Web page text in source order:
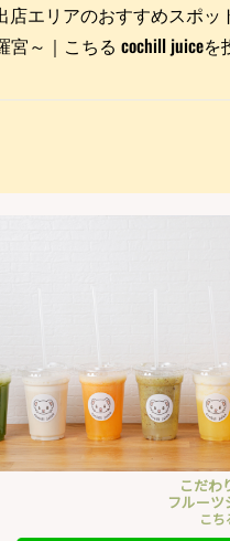
店エリアのおすすめスポッ
宮～｜こちる cochill juiceを
こだわ
フルーツ
こ